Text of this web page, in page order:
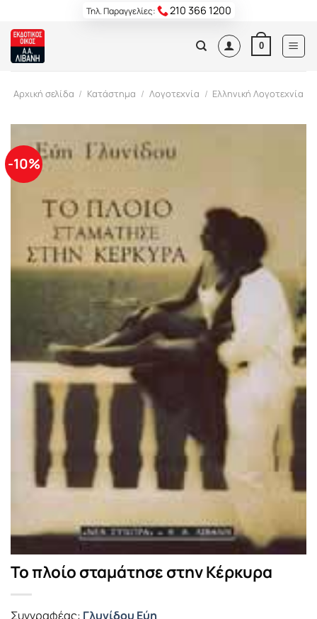
content
Τηλ. Παραγγελίες: 210 366 1200
0
Αρχική σελίδα / Κατάστημα / Λογοτεχνία / Ελληνική Λογοτεχνία
-10%
Το πλοίο σταμάτησε στην Κέρκυρα
Συγγραφέας: Γλυνίδου Εύη